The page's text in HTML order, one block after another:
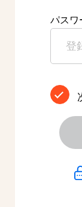
パスワ